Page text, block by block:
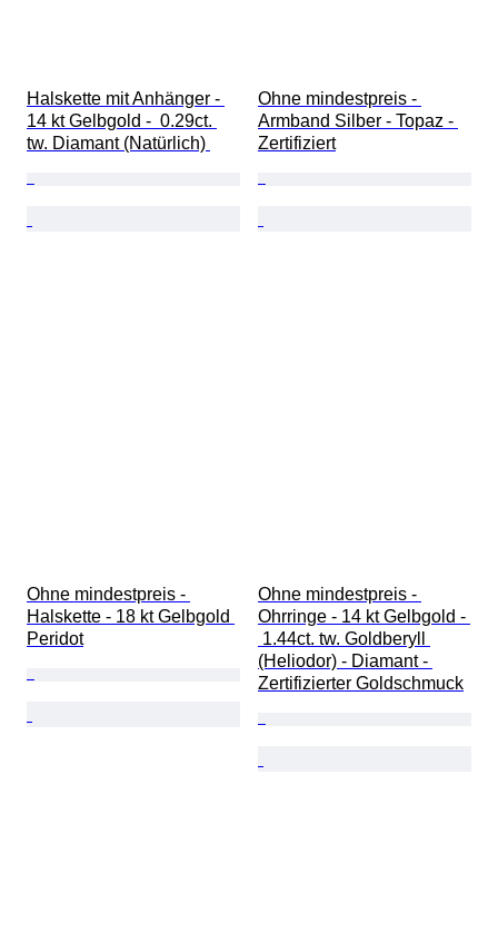
Halskette mit Anhänger -
14 kt Gelbgold -  0.29ct.
tw. Diamant (Natürlich)
Ohne mindestpreis -
Armband Silber - Topaz -
Zertifiziert
Ohne mindestpreis -
Halskette - 18 kt Gelbgold
Peridot
Ohne mindestpreis -
Ohrringe - 14 kt Gelbgold -
1.44ct. tw. Goldberyll
(Heliodor) - Diamant -
Zertifizierter Goldschmuck